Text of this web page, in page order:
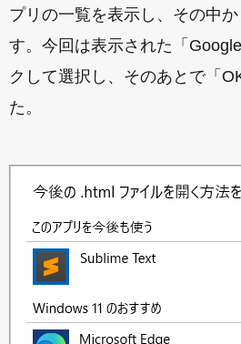
プリの一覧を表示し、その中
す。今回は表示された「
クして選択し、そのあとで「
た。